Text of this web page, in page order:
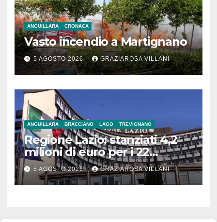
ANGUILLARA CRONACA
Vasto incendio a Martignano
5 AGOSTO 2026 GRAZIAROSA VILLANI
ANGUILLARA BRACCIANO LAGO TREVIGNANO
Regione Lazio: stanziati 4,2
milioni di euro per i 22
Comuni dell’Etruria
Meridionale
5 AGOSTO 2026 GRAZIAROSA VILLANI